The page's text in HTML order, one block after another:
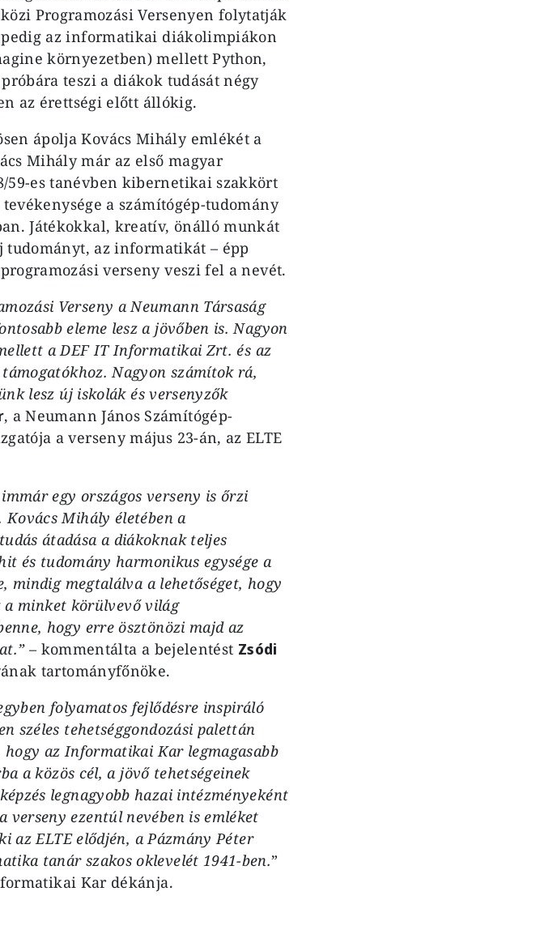
Programozási Versenyen folytatják
pedig az informatikai diákolimpiákon
környezetben) mellett Python,
teszi a diákok tudását négy
az érettségi előtt állókig.
ápolja Kovács Mihály emlékét a
Mihály már az első magyar
59-es tanévben kibernetikai szakkört
a számítógép-tudomány
Játékokkal, kreatív, önálló munkát
tudományt, az informatikát – épp
verseny veszi fel a nevét.
Verseny a Neumann Társaság
eleme lesz a jövőben is. Nagyon
a DEF IT Informatikai Zrt. és az
Nagyon számítok rá,
lesz új iskolák és versenyzők
, a Neumann János Számítógép-
a verseny május 23-án, az ELTE
egy országos verseny is őrzi
Mihály életében a
átadása a diákoknak teljes
és tudomány harmonikus egysége a
mindig megtalálva a lehetőséget, hogy
a minket körülvevő világ
hogy erre ösztönözi majd az
– kommentálta a bejelentést Zsódi
tartományfőnöke.
folyamatos fejlődésre inspiráló
széles tehetséggondozási palettán
az Informatikai Kar legmagasabb
a közös cél, a jövő tehetségeinek
legnagyobb hazai intézményeként
verseny ezentúl nevében is emléket
az ELTE elődjén, a Pázmány Péter
tanár szakos oklevelét 1941-ben.”
Kar dékánja.